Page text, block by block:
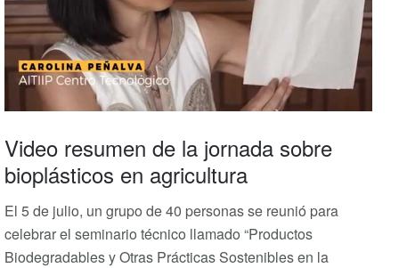
Video resumen de la jornada sobre
bioplásticos en agricultura
El 5 de julio, un grupo de 40 personas se reunió para
celebrar el seminario técnico llamado “Productos
Biodegradables y Otras Prácticas Sostenibles en la